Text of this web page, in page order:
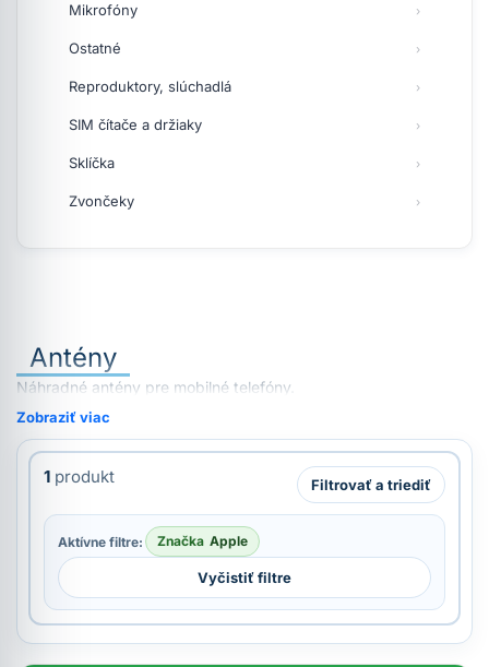
Mikrofóny
Ostatné
Reproduktory, slúchadlá
SIM čítače a držiaky
Sklíčka
Zvončeky
Antény
Náhradné antény pre mobilné telefóny.
Zobraziť viac
1 produkt Filtrovať a triediť
Aktívne filtre: Značka Apple
Vyčistiť filtre